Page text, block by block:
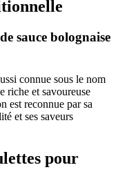
sauce bolognaise
connue sous le nom
riche et savoureuse
est reconnue par sa
et ses saveurs
pour